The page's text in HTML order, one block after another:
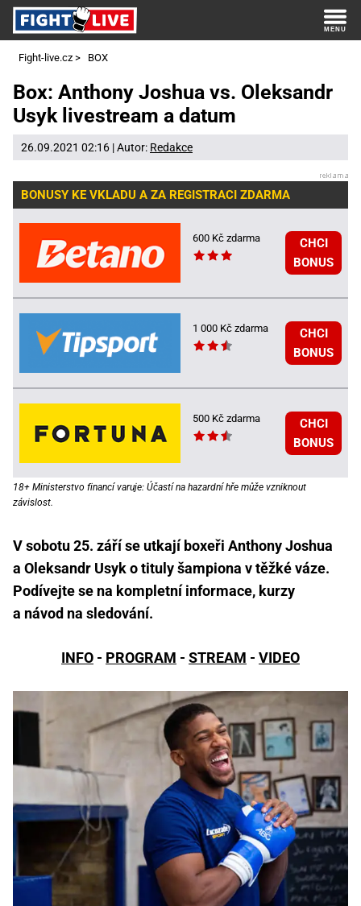
Fight-live.cz > BOX
Box: Anthony Joshua vs. Oleksandr
Usyk livestream a datum
26.09.2021 02:16 | Autor: Redakce
BONUSY KE VKLADU A ZA REGISTRACI ZDARMA
600 Kč zdarma
CHCI
BONUS
1 000 Kč zdarma
CHCI
BONUS
500 Kč zdarma
CHCI
BONUS
18+ Ministerstvo financí varuje: Účastí na hazardní hře může vzniknout
závislost.
V sobotu 25. září se utkají boxeři Anthony Joshua
a Oleksandr Usyk o tituly šampiona v těžké váze.
Podívejte se na kompletní informace, kurzy
a návod na sledování.
INFO - PROGRAM - STREAM - VIDEO